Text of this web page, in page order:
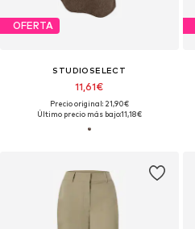
OFERTA
STUDIOSELECT
11,61€
Precio original: 21,90€
Último precio más bajo:11,18€